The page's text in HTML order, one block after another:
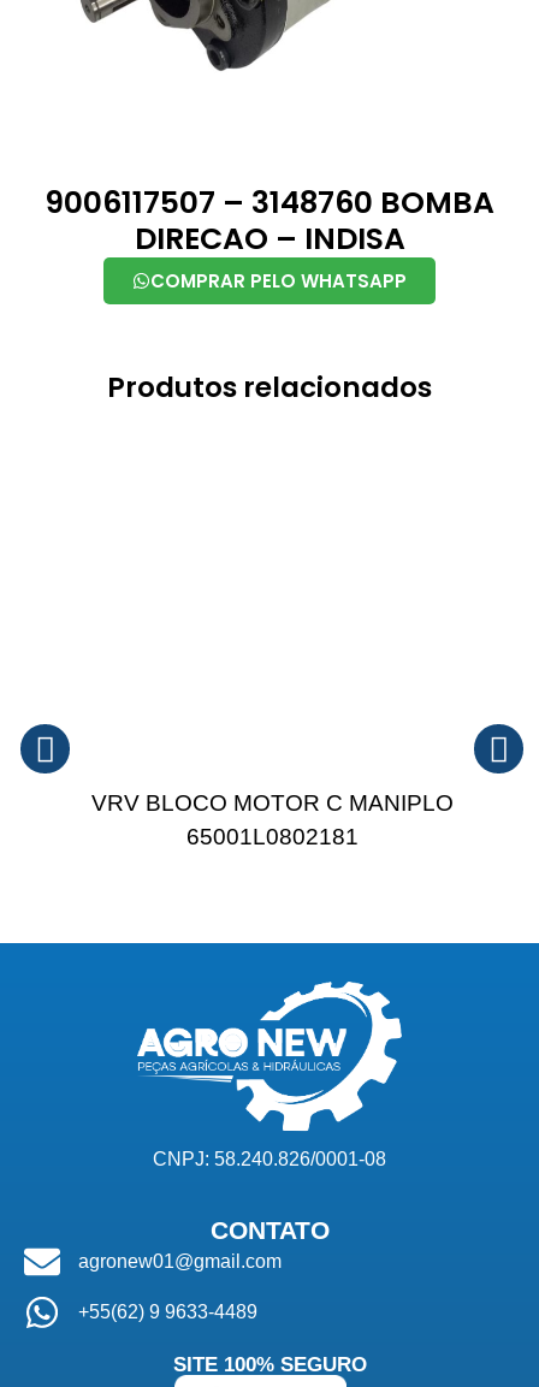
9006117507 – 3148760 BOMBA
DIRECAO – INDISA
COMPRAR PELO WHATSAPP
Produtos relacionados
VRV BLOCO MOTOR C MANIPLO
65001L0802181
CNPJ: 58.240.826/0001-08
CONTATO
agronew01@gmail.com
+55(62) 9 9633-4489
SITE 100% SEGURO